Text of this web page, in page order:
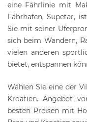
eine Fährlinie mit
Fährhafen, Supetar,
Sie mit seiner
sich beim Wandern,
vielen anderen
bietet, entspannen
Wählen Sie eine der
Kroatien. Angebot
besten Preisen mit